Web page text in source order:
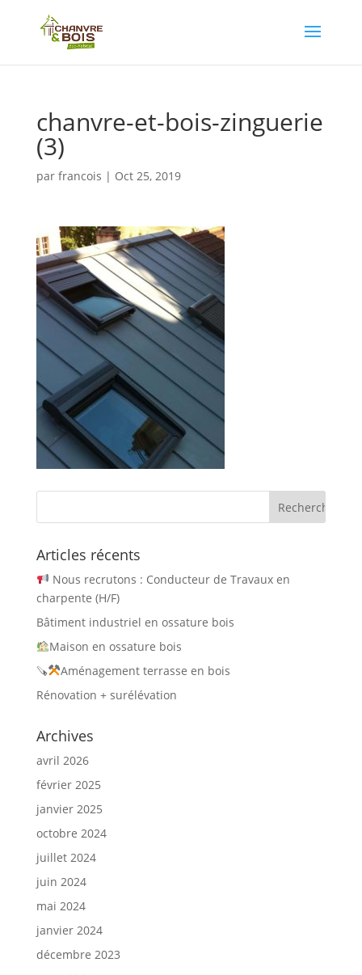
chanvre-et-bois-zinguerie
(3)
par francois | Oct 25, 2019
Articles récents
Nous recrutons : Conducteur de Travaux en
charpente (H/F)
Bâtiment industriel en ossature bois
Maison en ossature bois
🪚
Aménagement terrasse en bois
Rénovation + surélévation
Archives
avril 2026
février 2025
janvier 2025
octobre 2024
juillet 2024
juin 2024
mai 2024
janvier 2024
décembre 2023